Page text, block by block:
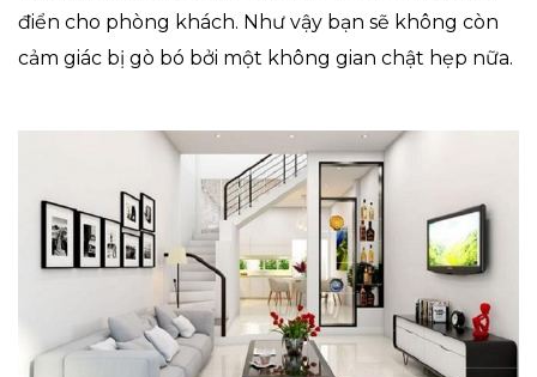
điển cho phòng khách. Như vậy bạn sẽ không còn
cảm giác bị gò bó bởi một không gian chật hẹp nữa.